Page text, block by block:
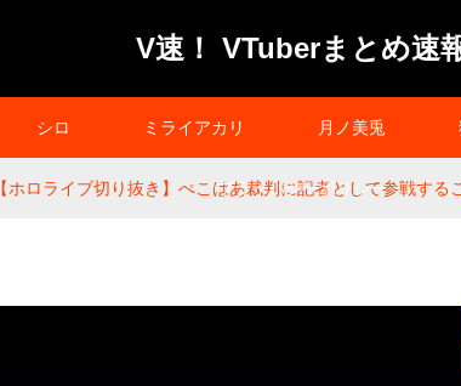
V速！ VTuberまとめ速
シロ ミライアカリ 月ノ美兎
プライバシーポリシー
【ホロライブ切り抜き】ぺこはあ裁判に記者として参戦する